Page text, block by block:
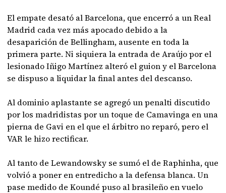
El empate desató al Barcelona, que encerró a un Real
Madrid cada vez más apocado debido a la
desaparición de Bellingham, ausente en toda la
primera parte. Ni siquiera la entrada de Araújo por el
lesionado Iñigo Martínez alteró el guion y el Barcelona
se dispuso a liquidar la final antes del descanso.
Al dominio aplastante se agregó un penalti discutido
por los madridistas por un toque de Camavinga en una
pierna de Gavi en el que el árbitro no reparó, pero el
VAR le hizo rectificar.
Al tanto de Lewandowsky se sumó el de Raphinha, que
volvió a poner en entredicho a la defensa blanca. Un
pase medido de Koundé puso al brasileño en vuelo